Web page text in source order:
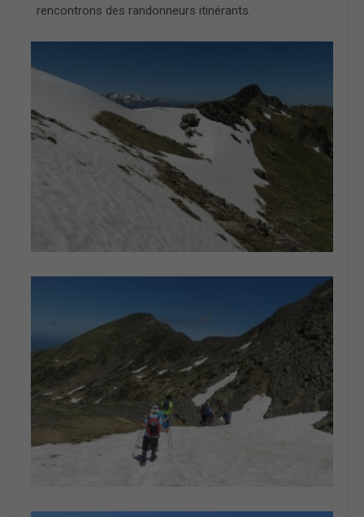
rencontrons des randonneurs itinérants.